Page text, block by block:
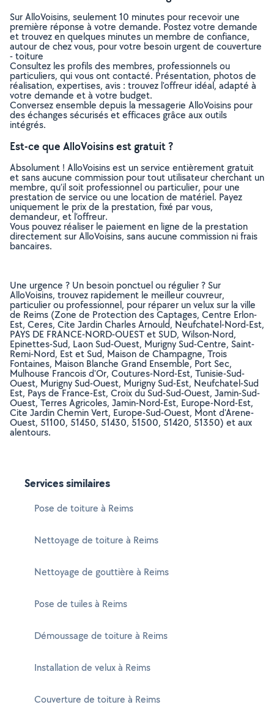
Sur AlloVoisins, seulement 10 minutes pour recevoir une
première réponse à votre demande. Postez votre demande
et trouvez en quelques minutes un membre de confiance,
autour de chez vous, pour votre besoin urgent de couverture
- toiture
Consultez les profils des membres, professionnels ou
particuliers, qui vous ont contacté. Présentation, photos de
réalisation, expertises, avis : trouvez l'offreur idéal, adapté à
votre demande et à votre budget.
Conversez ensemble depuis la messagerie AlloVoisins pour
des échanges sécurisés et efficaces grâce aux outils
intégrés.
Est-ce que AlloVoisins est gratuit ?
Absolument ! AlloVoisins est un service entièrement gratuit
et sans aucune commission pour tout utilisateur cherchant un
membre, qu’il soit professionnel ou particulier, pour une
prestation de service ou une location de matériel. Payez
uniquement le prix de la prestation, fixé par vous,
demandeur, et l’offreur.
Vous pouvez réaliser le paiement en ligne de la prestation
directement sur AlloVoisins, sans aucune commission ni frais
bancaires.
Une urgence ? Un besoin ponctuel ou régulier ? Sur
AlloVoisins, trouvez rapidement le meilleur couvreur,
particulier ou professionnel, pour réparer un velux sur la ville
de Reims (Zone de Protection des Captages, Centre Erlon-
Est, Ceres, Cite Jardin Charles Arnould, Neufchatel-Nord-Est,
PAYS DE FRANCE-NORD-OUEST et SUD, Wilson-Nord,
Epinettes-Sud, Laon Sud-Ouest, Murigny Sud-Centre, Saint-
Remi-Nord, Est et Sud, Maison de Champagne, Trois
Fontaines, Maison Blanche Grand Ensemble, Port Sec,
Mulhouse Francois d'Or, Coutures-Nord-Est, Tunisie-Sud-
Ouest, Murigny Sud-Ouest, Murigny Sud-Est, Neufchatel-Sud
Est, Pays de France-Est, Croix du Sud-Sud-Ouest, Jamin-Sud-
Ouest, Terres Agricoles, Jamin-Nord-Est, Europe-Nord-Est,
Cite Jardin Chemin Vert, Europe-Sud-Ouest, Mont d'Arene-
Ouest, 51100, 51450, 51430, 51500, 51420, 51350) et aux
alentours.
Services similaires
Pose de toiture à Reims
Nettoyage de toiture à Reims
Nettoyage de gouttière à Reims
Pose de tuiles à Reims
Démoussage de toiture à Reims
Installation de velux à Reims
Couverture de toiture à Reims